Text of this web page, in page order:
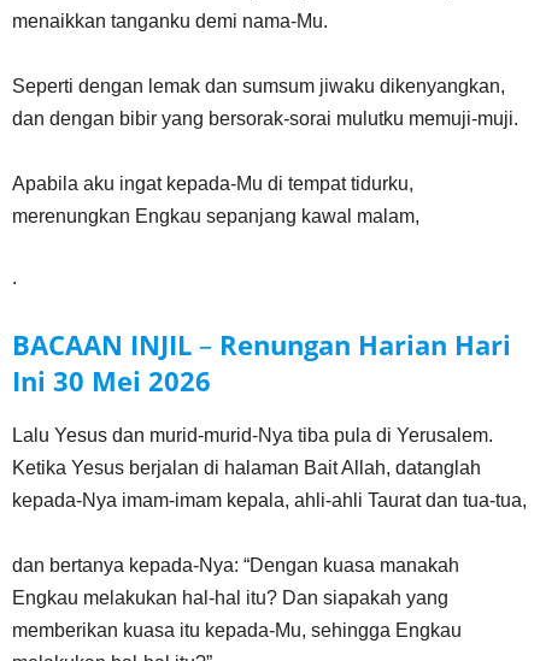
menaikkan tanganku demi nama-Mu.
Seperti dengan lemak dan sumsum jiwaku dikenyangkan,
dan dengan bibir yang bersorak-sorai mulutku memuji-muji.
Apabila aku ingat kepada-Mu di tempat tidurku,
merenungkan Engkau sepanjang kawal malam,
.
BACAAN INJIL – Renungan Harian Hari
Ini 30 Mei 2026
Lalu Yesus dan murid-murid-Nya tiba pula di Yerusalem.
Ketika Yesus berjalan di halaman Bait Allah, datanglah
kepada-Nya imam-imam kepala, ahli-ahli Taurat dan tua-tua,
dan bertanya kepada-Nya: “Dengan kuasa manakah
Engkau melakukan hal-hal itu? Dan siapakah yang
memberikan kuasa itu kepada-Mu, sehingga Engkau